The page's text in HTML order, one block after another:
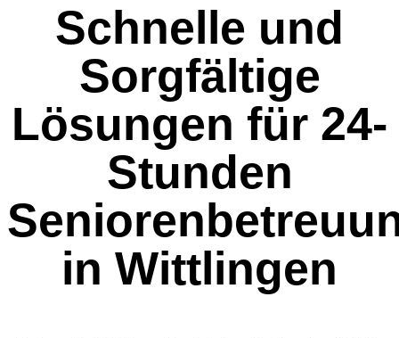
Schnelle und
Sorgfältige
Lösungen für 24-
Stunden
in Wittlingen